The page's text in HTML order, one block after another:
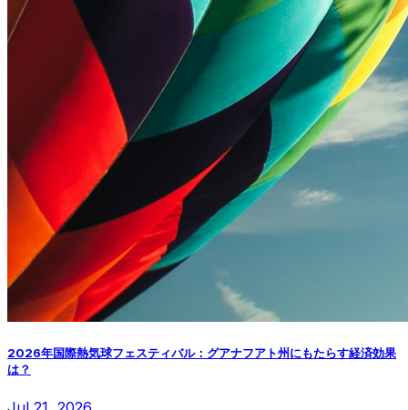
2026年国際熱気球フェスティバル：グアナフアト州にもたらす経済効果
は？